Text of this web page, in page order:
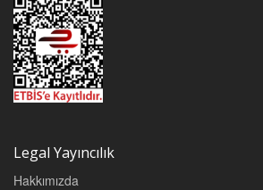
Legal Yayıncılık
Hakkımızda